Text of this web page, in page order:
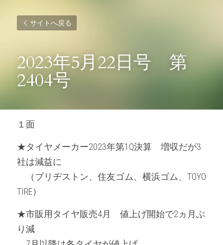
サイトへ戻る
2023年5月22日号　第
2404号
１面
★タイヤメーカー2023年第1Q決算　増収だが3
社は減益に
（ブリヂストン、住友ゴム、横浜ゴム、TOYO
TIRE）
★市販用タイヤ販売4月　値上げ開始で2ヵ月ぶ
り減